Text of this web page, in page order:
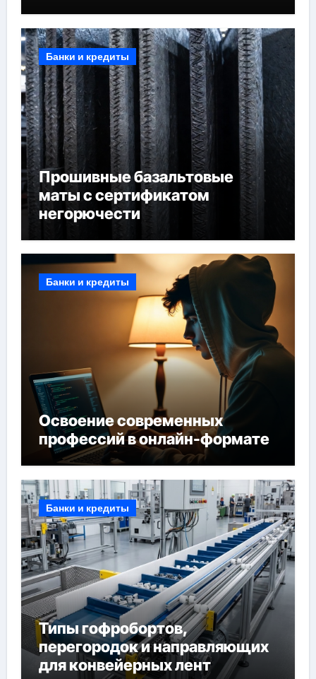
Банки и кредиты
Прошивные базальтовые
маты с сертификатом
негорючести
Банки и кредиты
Освоение современных
профессий в онлайн-формате
Банки и кредиты
Типы гофробортов,
перегородок и направляющих
для конвейерных лент